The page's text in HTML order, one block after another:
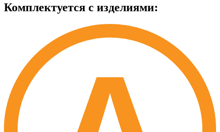
Комплектуется с изделиями: